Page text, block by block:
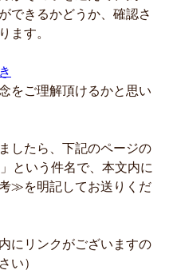
できるかどうか、確認さ
ます。
をご理解頂けるかと思い
したら、下記のページの
という件名で、本文内に
≫を明記してお送りくだ
にリンクがございますの
い）